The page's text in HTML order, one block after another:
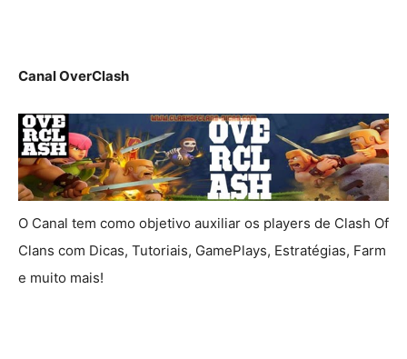
Canal OverClash
O Canal tem como objetivo auxiliar os players de Clash Of
Clans com Dicas, Tutoriais, GamePlays, Estratégias, Farm
e muito mais!